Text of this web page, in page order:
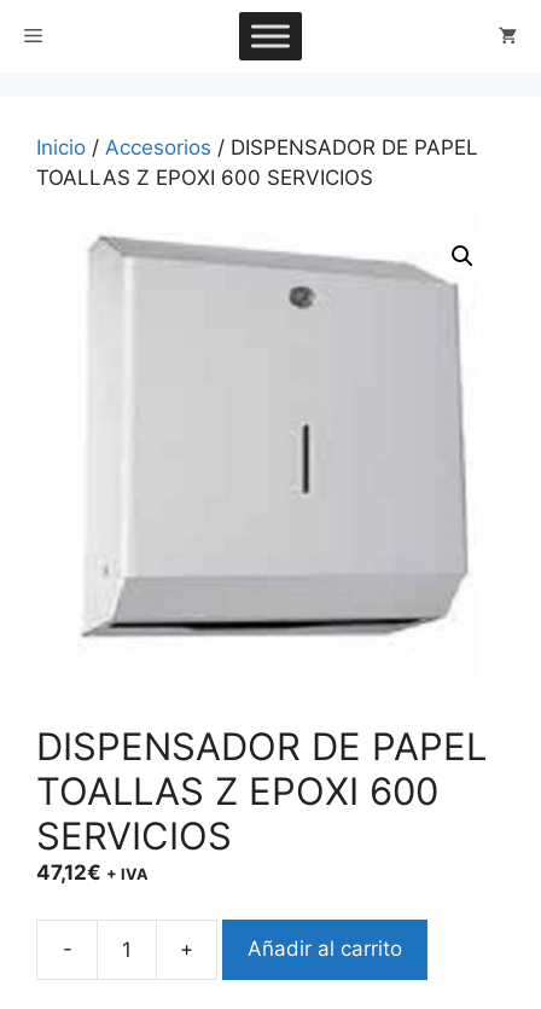
Menú
Inicio / Accesorios / DISPENSADOR DE PAPEL
TOALLAS Z EPOXI 600 SERVICIOS
DISPENSADOR DE PAPEL
TOALLAS Z EPOXI 600
SERVICIOS
47,12€ + IVA
-
DISPENSADOR
+ Añadir al carrito